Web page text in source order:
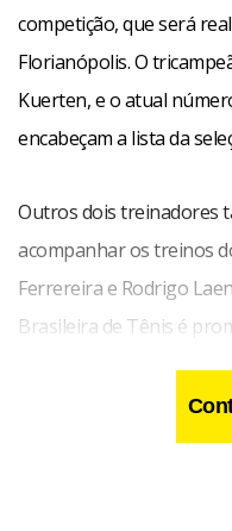
competição, que será
Florianópolis. O
Kuerten, e o atual
encabeçam a lista da
Outros dois treinadores
acompanhar os treinos
Ferrereira e Rodrigo
Brasileira de Tênis é
todos os técnicos, afim